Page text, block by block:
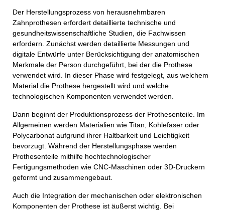
Der Herstellungsprozess von herausnehmbaren
Zahnprothesen erfordert detaillierte technische und
gesundheitswissenschaftliche Studien, die Fachwissen
erfordern. Zunächst werden detaillierte Messungen und
digitale Entwürfe unter Berücksichtigung der anatomischen
Merkmale der Person durchgeführt, bei der die Prothese
verwendet wird. In dieser Phase wird festgelegt, aus welchem
Material die Prothese hergestellt wird und welche
technologischen Komponenten verwendet werden.
Dann beginnt der Produktionsprozess der Prothesenteile. Im
Allgemeinen werden Materialien wie Titan, Kohlefaser oder
Polycarbonat aufgrund ihrer Haltbarkeit und Leichtigkeit
bevorzugt. Während der Herstellungsphase werden
Prothesenteile mithilfe hochtechnologischer
Fertigungsmethoden wie CNC-Maschinen oder 3D-Druckern
geformt und zusammengebaut.
Auch die Integration der mechanischen oder elektronischen
Komponenten der Prothese ist äußerst wichtig. Bei